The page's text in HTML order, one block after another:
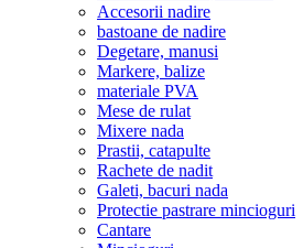
Accesorii nadire
bastoane de nadire
Degetare, manusi
Markere, balize
materiale PVA
Mese de rulat
Mixere nada
Prastii, catapulte
Rachete de nadit
Galeti, bacuri nada
Protectie pastrare mincioguri
Cantare